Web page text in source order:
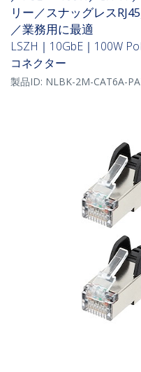
リー／スナッグレス
／業務用に最適
LSZH｜10GbE｜100W
コネクター
製品ID: NLBK-2M-CAT6A-